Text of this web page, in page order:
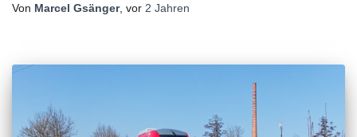
Von Marcel Gsänger, vor 2 Jahren